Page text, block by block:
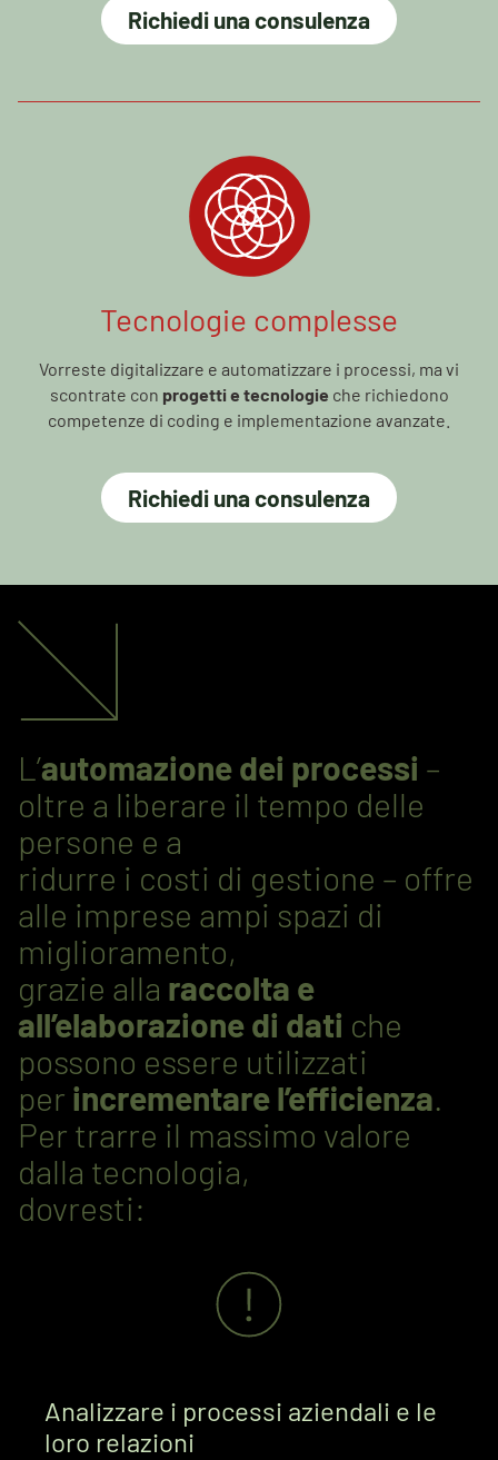
Richiedi una consulenza
Tecnologie complesse
Vorreste digitalizzare e automatizzare i processi, ma vi
scontrate con progetti e tecnologie che richiedono
competenze di coding e implementazione avanzate.
Richiedi una consulenza
L’automazione dei processi –
oltre a liberare il tempo delle
persone e a
ridurre i costi di gestione – offre
alle imprese ampi spazi di
miglioramento,
grazie alla raccolta e
all’elaborazione di dati che
possono essere utilizzati
per incrementare l’efficienza.
Per trarre il massimo valore
dalla tecnologia,
dovresti:
Analizzare i processi aziendali e le
loro relazioni